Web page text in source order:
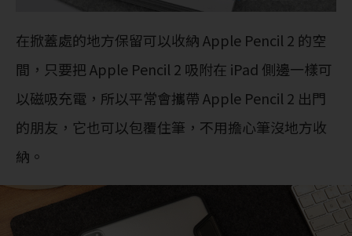
在掀蓋處的地方保留可以收納 Apple Pencil 2 的空
間，只要把 Apple Pencil 2 吸附在 iPad 側邊一樣可
以磁吸充電，所以平常會攜帶 Apple Pencil 2 出門
的朋友，它也可以包覆住筆，不用擔心筆沒地方收
納。